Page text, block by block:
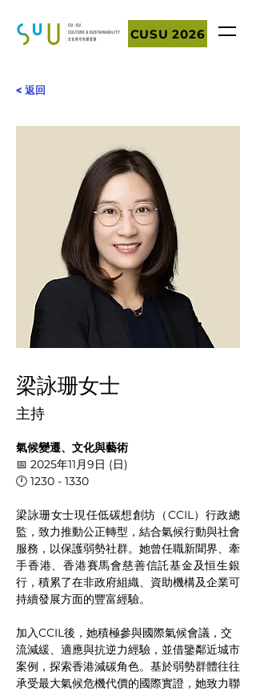
CUSU 2026
< 返回
梁詠珊女士
主持
氣候變遷、文化與藝術
📅 2025年11月9日 (日)
🕛 1230 - 1330
梁詠珊女士現任低碳想創坊（CCIL）行政總
監，致力推動公正轉型，結合氣候行動與社會
服務，以保護弱勢社群。她曾任職新聞界、牽
手香港、香港賽馬會慈善信託基金及恒生銀
行，積累了在非政府組織、資助機構及企業可
持續發展方面的豐富經驗。
加入CCIL後，她積極參與國際氣候會議，交
流減緩、適應與抗逆力經驗，並借鑒鄰近城市
案例，探索香港減碳角色。基於弱勢群體往往
承受最大氣候危機代價的國際實證，她致力聯